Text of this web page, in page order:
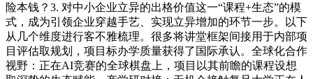
险本钱？3. 对中小企业立异的出格价值这一“课程+生态”的模
式，成为引领企业穿越手艺、实现立异增加的环节一步。以下
从几个维度进行客不雅梳理。很多将讲堂框架间接用于内部项
目评估取规划，项目标办学质量获得了国际承认。全球化合作
视野：正在AI竞赛的全球棋盘上，项目以其前瞻的课程设想